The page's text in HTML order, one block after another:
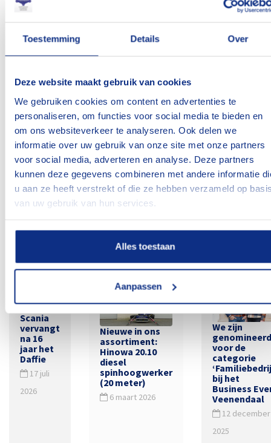
Toestemming Details Over
Deze website maakt gebruik van cookies
We gebruiken cookies om content en advertenties te
personaliseren, om functies voor social media te bieden en
om ons websiteverkeer te analyseren. Ook delen we
informatie over uw gebruik van onze site met onze partners
voor social media, adverteren en analyse. Deze partners
kunnen deze gegevens combineren met andere informatie
u aan ze heeft verstrekt of die ze hebben verzameld op
van uw gebruik van hun services.
Alles toestaan
Aanpassen
weer veilig de weg op!
Garantie op onderhoud
Hoewel we BOVAG-gecertificeerd zijn, kan het
natuurlijk voorkomen dat er na een onderhoudsbeurt
tóch iets onverhoopt niet goed is. Dan kun je
terugvallen op 3 maanden garantie op de
onderhoudsbeurt.
Geraadpleegde bron: BOVAG
Misschien vind je dit ook
interessant:
Nieuwe
Scania
vervangt
na 16
jaar het
Daffie
17 juli
2026
Nieuwe in ons
assortiment:
Hinowa 20.10
diesel
spinhoogwerker
(20 meter)
6 maart 2026
We zijn
genomineerd
voor de
categorie
bij het
Business
Veenendaal
12 december
2025